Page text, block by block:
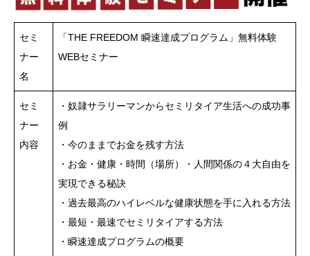
セミ
ナー
名
「THE FREEDOM 瞬速達成プログラム」無料体験
WEBセミナー
セミ
ナー
内容
・奴隷サラリーマンからセミリタイア生活への成功事
例
・今のままでお金を残す方法
・お金・健康・時間（場所）・人間関係の４大自由を
実現できる秘訣
・過去最高のハイレベルな健康状態を手に入れる方法
・最短・最速でセミリタイアする方法
・瞬速達成プログラムの概要